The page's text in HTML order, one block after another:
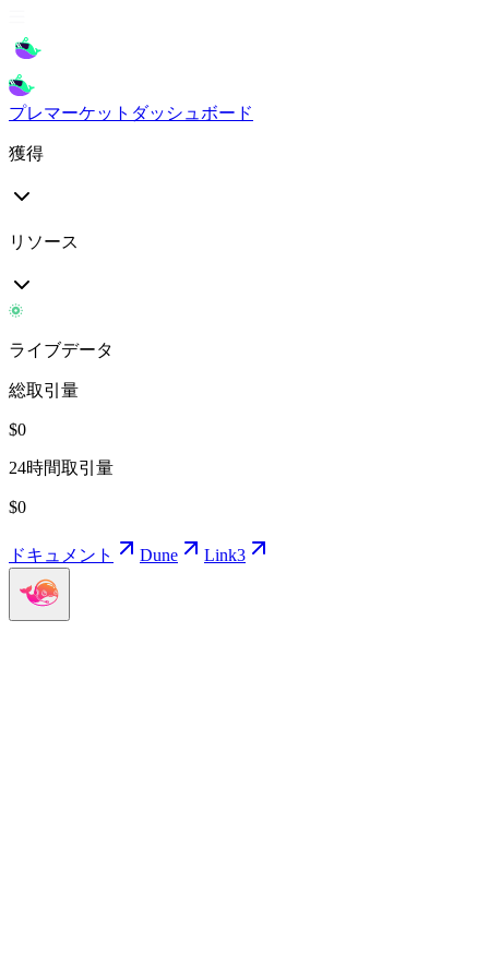
プレマーケット ダッシュボード
獲得
リソース
ライブデータ
総取引量
$0
24時間取引量
$0
ドキュメント Dune Link3